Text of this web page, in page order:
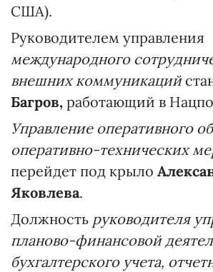
США).
Руководителем управления
международного
внешних коммуникаций
Багров, работающий в
Управление оперативного
оперативно-технических
перейдет под крыло
Яковлева.
Должность руководителя
планово-финансовой
бухгалтерского учета,